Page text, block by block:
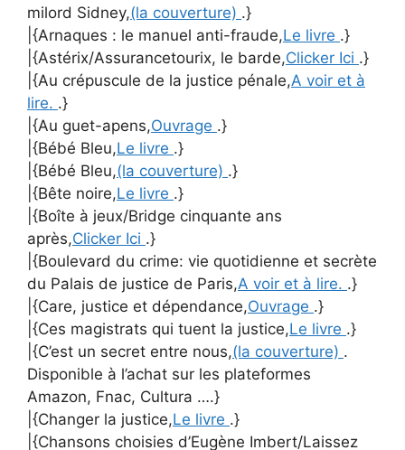
milord Sidney,(la couverture) .}
|{Arnaques : le manuel anti-fraude,Le livre .}
|{Astérix/Assurancetourix, le barde,Clicker Ici .}
|{Au crépuscule de la justice pénale,A voir et à
lire. .}
|{Au guet-apens,Ouvrage .}
|{Bébé Bleu,Le livre .}
|{Bébé Bleu,(la couverture) .}
|{Bête noire,Le livre .}
|{Boîte à jeux/Bridge cinquante ans
après,Clicker Ici .}
|{Boulevard du crime: vie quotidienne et secrète
du Palais de justice de Paris,A voir et à lire. .}
|{Care, justice et dépendance,Ouvrage .}
|{Ces magistrats qui tuent la justice,Le livre .}
|{C’est un secret entre nous,(la couverture) .
Disponible à l’achat sur les plateformes
Amazon, Fnac, Cultura ….}
|{Changer la justice,Le livre .}
|{Chansons choisies d’Eugène Imbert/Laissez